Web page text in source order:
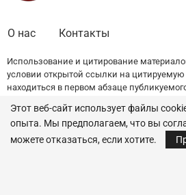
О нас Контакты
Использование и цитирование
условии открытой ссылки на
находиться в первом абзаце
© 2022 — All Rights Reserved.
Этот веб-сайт использует файлы
опыта. Мы предполагаем, что вы
можете отказаться, если хотите.